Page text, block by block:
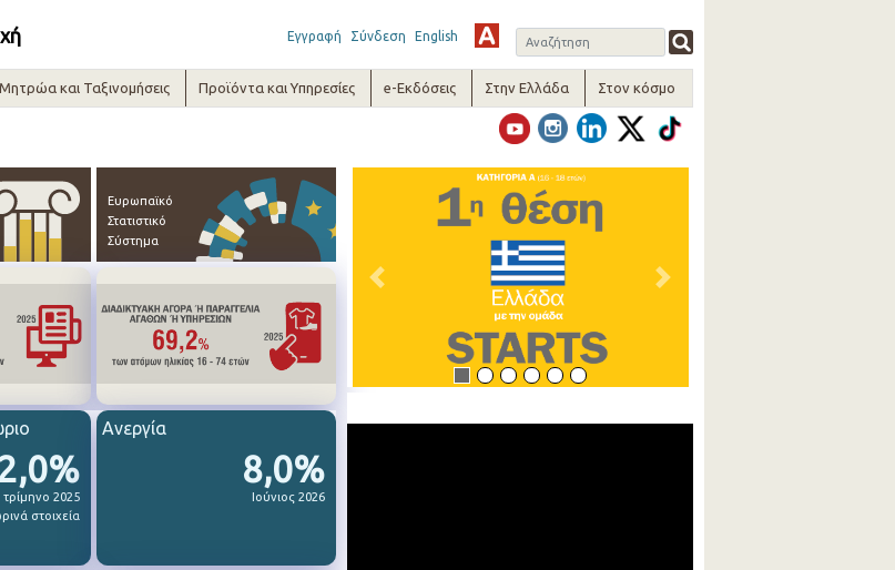
Εγγραφή Σύνδεση English
Μητρώα και Ταξινομήσεις Προϊόντα και Υπηρεσίες e-Εκδόσεις Στην Ελλάδα Στον κόσμο
Ευρωπαϊκό
Στατιστικό
Σύστημα
2025
στοιχεία
8,0%
Ιούνιος 2026
Ανεργία
Previous Next